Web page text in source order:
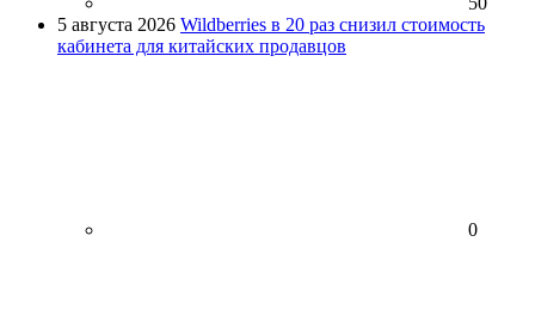
5 августа 2026 Wildberries в 20 раз снизил стоимость
кабинета для китайских продавцов
0